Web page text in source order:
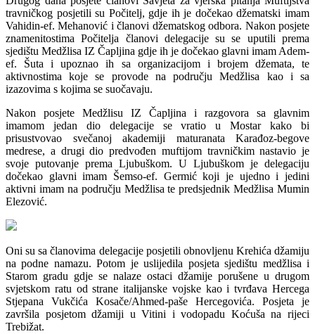
travničkog posjetili su Počitelj, gdje ih je dočekao džematski imam
Vahidin-ef. Mehanović i članovi džematskog odbora. Nakon posjete
znamenitostima Počitelja članovi delegacije su se uputili prema
sjedištu Medžlisa IZ Čapljina gdje ih je dočekao glavni imam Adem-
ef. Šuta i upoznao ih sa organizacijom i brojem džemata, te
aktivnostima koje se provode na području Medžlisa kao i sa
izazovima s kojima se suočavaju.
Nakon posjete Medžlisu IZ Čapljina i razgovora sa glavnim
imamom jedan dio delegacije se vratio u Mostar kako bi
prisustvovao svečanoj akademiji maturanata Karađoz-begove
medrese, a drugi dio predvođen muftijom travničkim nastavio je
svoje putovanje prema Ljubuškom. U Ljubuškom je delegaciju
dočekao glavni imam Šemso-ef. Germić koji je ujedno i jedini
aktivni imam na području Medžlisa te predsjednik Medžlisa Mumin
Elezović.
Oni su sa članovima delegacije posjetili obnovljenu Krehića džamiju
na podne namazu. Potom je uslijedila posjeta sjedištu medžlisa i
Starom gradu gdje se nalaze ostaci džamije porušene u drugom
svjetskom ratu od strane italijanske vojske kao i tvrđava Hercega
Stjepana Vukčića Kosače/Ahmed-paše Hercegovića. Posjeta je
završila posjetom džamiji u Vitini i vodopadu Koćuša na rijeci
Trebižat.